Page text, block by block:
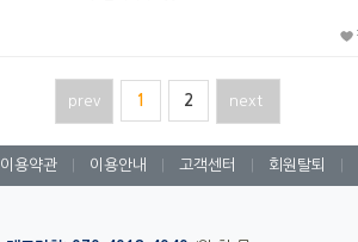
prev 1 2 next
이용약관 이용안내 고객센터 회원탈퇴